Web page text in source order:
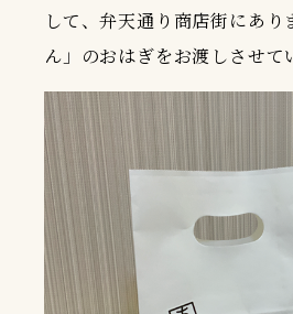
して、弁天通り商店街にあり
ん」のおはぎをお渡しさせて